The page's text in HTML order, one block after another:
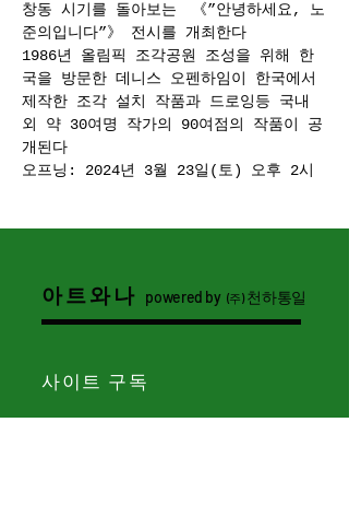
창동 시기를 돌아보는　《”안녕하세요, 노
준의입니다”》 전시를 개최한다
1986년 올림픽 조각공원 조성을 위해 한
국을 방문한 데니스 오펜하임이 한국에서
제작한 조각 설치 작품과 드로잉등 국내
외 약 30여명 작가의 90여점의 작품이 공
개된다
오프닝: 2024년 3월 23일(토) 오후 2시
아트와나 powered by (주)천하통일
사이트 구독